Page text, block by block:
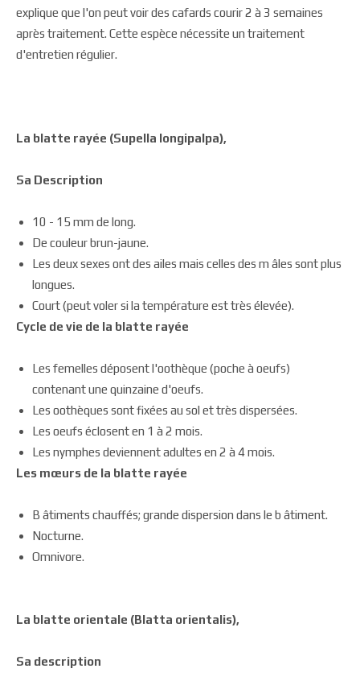
explique que l'on peut voir des cafards courir 2 à 3 semaines
après traitement. Cette espèce nécessite un traitement
d'entretien régulier.
La blatte rayée (Supella longipalpa),
Sa Description
10 - 15 mm de long.
De couleur brun-jaune.
Les deux sexes ont des ailes mais celles des m âles sont plus
longues.
Court (peut voler si la température est très élevée).
Cycle de vie de la blatte rayée
Les femelles déposent l'oothèque (poche à oeufs)
contenant une quinzaine d'oeufs.
Les oothèques sont fixées au sol et très dispersées.
Les oeufs éclosent en 1 à 2 mois.
Les nymphes deviennent adultes en 2 à 4 mois.
Les mœurs de la blatte rayée
B âtiments chauffés; grande dispersion dans le b âtiment.
Nocturne.
Omnivore.
La blatte orientale (Blatta orientalis),
Sa description